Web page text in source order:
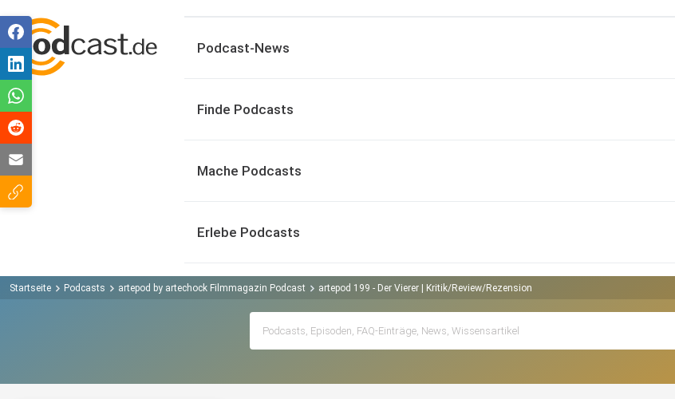
Podcast-News
Finde Podcasts
Mache Podcasts
Erlebe Podcasts
Startseite Podcasts artepod by artechock Filmmagazin Podcast artepod 199 - Der Vierer | Kritik/Review/Rezension